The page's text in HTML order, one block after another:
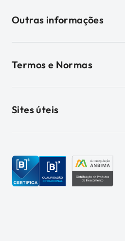
Outras informações
Termos e Normas
Sites úteis